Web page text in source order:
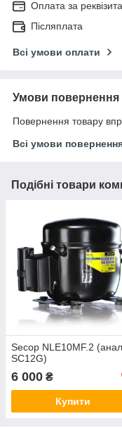
Оплата за
Післяплата
Всі умови оплати
Умови повернення
Повернення товару
Всі умови
Подібні товари
Secop NLE10MF.2
SC12G)
6 000 ₴
Купити